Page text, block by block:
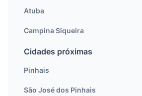
Atuba
Campina Siqueira
Cidades próximas
Pinhais
São José dos Pinhais